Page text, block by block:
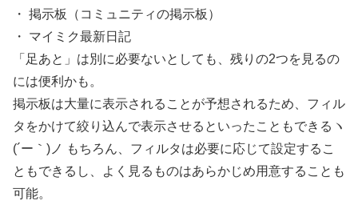
・ 掲示板（コミュニティの掲示板）
・ マイミク最新日記
「足あと」は別に必要ないとしても、残りの2つを見るの
には便利かも。
掲示板は大量に表示されることが予想されるため、フィル
タをかけて絞り込んで表示させるといったこともできるヽ
(´ー｀)ノ もちろん、フィルタは必要に応じて設定するこ
ともできるし、よく見るものはあらかじめ用意することも
可能。